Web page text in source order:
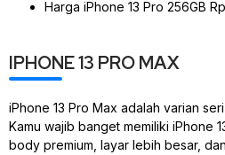
Harga iPhone 13 Pro 256GB
IPHONE 13 PRO MAX
iPhone 13 Pro Max adalah varian
Kamu wajib banget memiliki iPhone
body premium, layar lebih besar,